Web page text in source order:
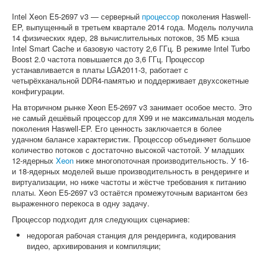
Intel Xeon E5-2697 v3 — серверный процессор поколения Haswell-
EP, выпущенный в третьем квартале 2014 года. Модель получила
14 физических ядер, 28 вычислительных потоков, 35 МБ кэша
Intel Smart Cache и базовую частоту 2,6 ГГц. В режиме Intel Turbo
Boost 2.0 частота повышается до 3,6 ГГц. Процессор
устанавливается в платы LGA2011-3, работает с
четырёхканальной DDR4-памятью и поддерживает двухсокетные
конфигурации.
На вторичном рынке Xeon E5-2697 v3 занимает особое место. Это
не самый дешёвый процессор для X99 и не максимальная модель
поколения Haswell-EP. Его ценность заключается в более
удачном балансе характеристик. Процессор объединяет большое
количество потоков с достаточно высокой частотой. У младших
12-ядерных Xeon ниже многопоточная производительность. У 16-
и 18-ядерных моделей выше производительность в рендеринге и
виртуализации, но ниже частоты и жёстче требования к питанию
платы. Xeon E5-2697 v3 остаётся промежуточным вариантом без
выраженного перекоса в одну задачу.
Процессор подходит для следующих сценариев:
недорогая рабочая станция для рендеринга, кодирования
видео, архивирования и компиляции;